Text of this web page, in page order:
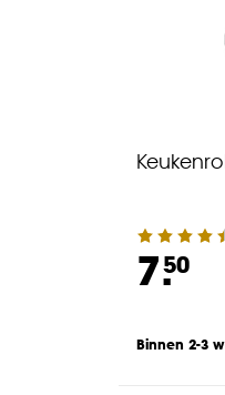
7.50
Binnen 2-3